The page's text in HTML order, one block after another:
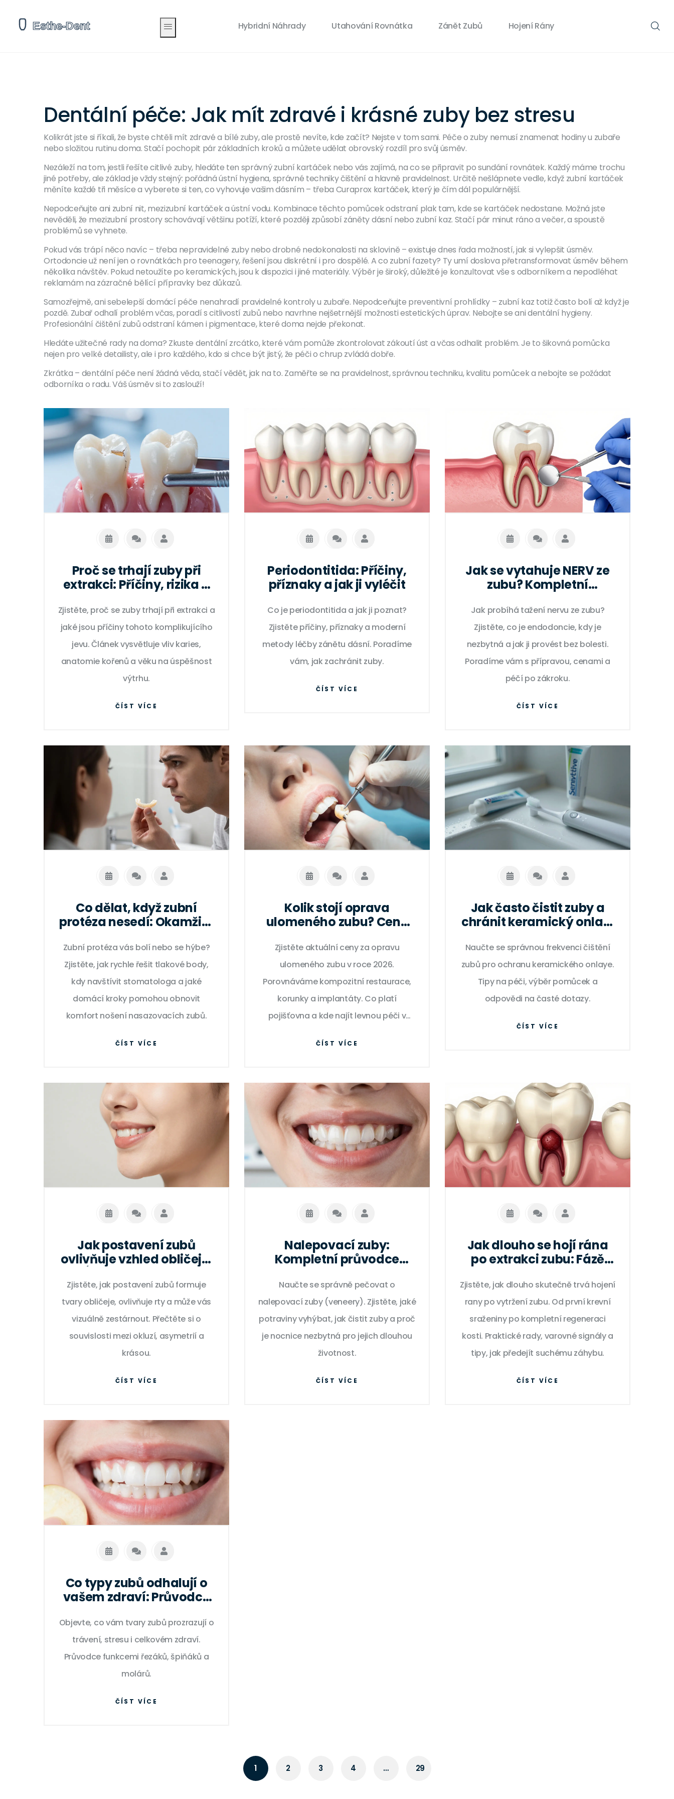
Hybridní Náhrady Utahování Rovnátka Zánět Zubů Hojení Rány
Dentální péče: Jak mít zdravé i krásné zuby bez stresu
Kolikrát jste si říkali, že byste chtěli mít zdravé a bílé zuby, ale prostě nevíte, kde začít? Nejste v tom sami. Péče o zuby nemusí znamenat hodiny u zubaře
nebo složitou rutinu doma. Stačí pochopit pár základních kroků a můžete udělat obrovský rozdíl pro svůj úsměv.
Nezáleží na tom, jestli řešíte citlivé zuby, hledáte ten správný zubní kartáček nebo vás zajímá, na co se připravit po sundání rovnátek. Každý máme trochu
jiné potřeby, ale základ je vždy stejný: pořádná ústní hygiena, správné techniky čištění a hlavně pravidelnost. Určitě nešlápnete vedle, když zubní kartáček
měníte každé tři měsíce a vyberete si ten, co vyhovuje vašim dásním – třeba Curaprox kartáček, který je čím dál populárnější.
Nepodceňujte ani zubní nit, mezizubní kartáček a ústní vodu. Kombinace těchto pomůcek odstraní plak tam, kde se kartáček nedostane. Možná jste
nevěděli, že mezizubní prostory schovávají většinu potíží, které později způsobí záněty dásní nebo zubní kaz. Stačí pár minut ráno a večer, a spoustě
problémů se vyhnete.
Pokud vás trápí něco navíc – třeba nepravidelné zuby nebo drobné nedokonalosti na sklovině – existuje dnes řada možností, jak si vylepšit úsměv.
Ortodoncie už není jen o rovnátkách pro teenagery, řešení jsou diskrétní i pro dospělé. A co zubní fazety? Ty umí doslova přetransformovat úsměv během
několika návštěv. Pokud netoužíte po keramických, jsou k dispozici i jiné materiály. Výběr je široký, důležité je konzultovat vše s odborníkem a nepodléhat
reklamám na zázračné bělící přípravky bez důkazů.
Samozřejmě, ani sebelepší domácí péče nenahradí pravidelné kontroly u zubaře. Nepodceňujte preventivní prohlídky – zubní kaz totiž často bolí až když je
pozdě. Zubař odhalí problém včas, poradí s citlivostí zubů nebo navrhne nejšetrnější možnosti estetických úprav. Nebojte se ani dentální hygieny.
Profesionální čištění zubů odstraní kámen i pigmentace, které doma nejde překonat.
Hledáte užitečné rady na doma? Zkuste dentální zrcátko, které vám pomůže zkontrolovat zákoutí úst a včas odhalit problém. Je to šikovná pomůcka
nejen pro velké detailisty, ale i pro každého, kdo si chce být jistý, že péči o chrup zvládá dobře.
Zkrátka – dentální péče není žádná věda, stačí vědět, jak na to. Zaměřte se na pravidelnost, správnou techniku, kvalitu pomůcek a nebojte se požádat
odborníka o radu. Váš úsměv si to zaslouží!
Proč se trhají zuby při
extrakci: Příčiny, rizika a
Zjistěte, proč se zuby trhají při extrakci a
jaké jsou příčiny tohoto komplikujícího
jevu. Článek vysvětluje vliv karies,
anatomie kořenů a věku na úspěšnost
výtrhu.
ČÍST VÍCE
Periodontitida: Příčiny,
příznaky a jak ji vyléčit
Co je periodontitida a jak ji poznat?
Zjistěte příčiny, příznaky a moderní
metody léčby zánětu dásní. Poradíme
vám, jak zachránit zuby.
ČÍST VÍCE
Jak se vytahuje NERV ze
zubu? Kompletní
léčbou
Jak probíhá tažení nervu ze zubu?
Zjistěte, co je endodoncie, kdy je
nezbytná a jak ji provést bez bolesti.
Poradíme vám s přípravou, cenami a
péčí po zákroku.
ČÍST VÍCE
Co dělat, když zubní
protéza nesedí: Okamžité
Zubní protéza vás bolí nebo se hýbe?
Zjistěte, jak rychle řešit tlakové body,
kdy navštívit stomatologa a jaké
domácí kroky pomohou obnovit
komfort nošení nasazovacích zubů.
ČÍST VÍCE
Kolik stojí oprava
ulomeného zubu? Ceny
jiné možnosti v roce 2026
Zjistěte aktuální ceny za opravu
ulomeného zubu v roce 2026.
Porovnáváme kompozitní restaurace,
korunky a implantáty. Co platí
pojišťovna a kde najít levnou péči v
ČÍST VÍCE
Jak často čistit zuby a
chránit keramický onlay:
Naučte se správnou frekvenci čištění
zubů pro ochranu keramického onlaye.
Tipy na péči, výběr pomůcek a
odpovědi na časté dotazy.
ČÍST VÍCE
Jak postavení zubů
ovlivňuje vzhled obličeje:
Zjistěte, jak postavení zubů formuje
tvary obličeje, ovlivňuje rty a může vás
vizuálně zestárnout. Přečtěte si o
souvislosti mezi okluzí, asymetrií a
krásou.
ČÍST VÍCE
Nalepovací zuby:
Kompletní průvodce
maximální výdrž
Naučte se správně pečovat o
nalepovací zuby (veneery). Zjistěte, jaké
potraviny vyhýbat, jak čistit zuby a proč
je nocnice nezbytná pro jejich dlouhou
životnost.
ČÍST VÍCE
Jak dlouho se hojí rána
po extrakci zubu: Fázě
signály
Zjistěte, jak dlouho skutečně trvá hojení
rany po vytržení zubu. Od první krevní
sraženiny po kompletní regeneraci
kosti. Praktické rady, varovné signály a
tipy, jak předejít suchému záhybu.
ČÍST VÍCE
Co typy zubů odhalují o
vašem zdraví: Průvodce
Objevte, co vám tvary zubů prozrazují o
trávení, stresu i celkovém zdraví.
Průvodce funkcemi řezáků, špiňáků a
molárů.
ČÍST VÍCE
1 2 3 4 … 29